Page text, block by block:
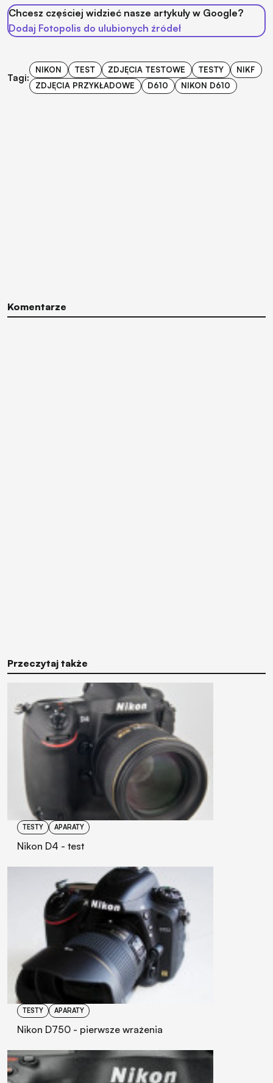
Chcesz częściej widzieć nasze artykuły w Google?
Dodaj Fotopolis do ulubionych źródeł
Tagi:
NIKON TEST ZDJĘCIA TESTOWE TESTY
NIKF
ZDJĘCIA PRZYKŁADOWE
D610 NIKON D610
Komentarze
Przeczytaj także
TESTY APARATY
Nikon D4 - test
TESTY APARATY
Nikon D750 - pierwsze wrażenia